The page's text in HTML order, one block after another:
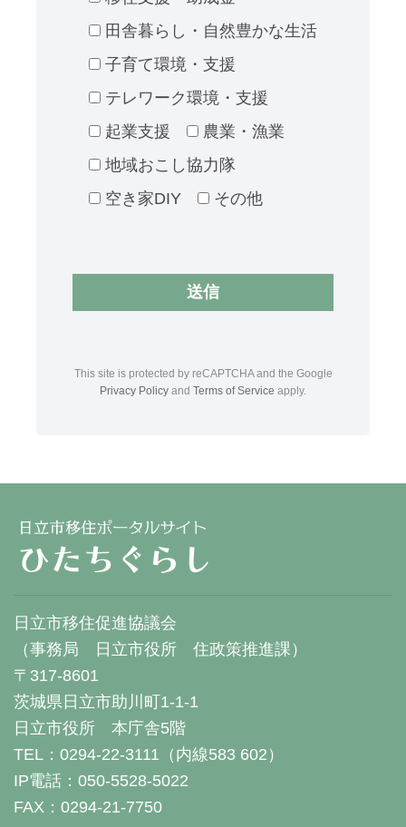
田舎暮らし・自然豊かな生活
子育て環境・支援
テレワーク環境・支援
起業支援
農業・漁業
地域おこし協力隊
空き家DIY
その他
This site is protected by reCAPTCHA and the Google
Privacy Policy and Terms of Service apply.
日立市移住促進協議会
（事務局 日立市役所 住政策推進課）
〒317-8601
茨城県日立市助川町1-1-1
日立市役所 本庁舎5階
TEL：0294-22-3111（内線583 602）
IP電話：050-5528-5022
FAX：0294-21-7750